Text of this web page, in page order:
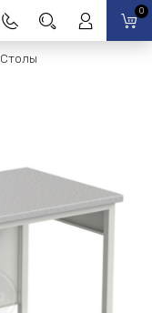
0
Столы